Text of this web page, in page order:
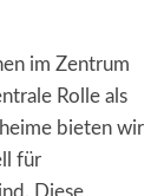
im Zentrum
Rolle als
bieten wir
für
Diese